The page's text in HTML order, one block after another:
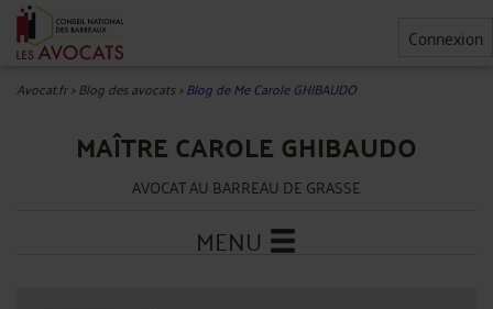
Connexion
Avocat.fr>Blog des avocats>Blog de Me Carole GHIBAUDO
MAÎTRE CAROLE GHIBAUDO
AVOCAT AU BARREAU DE GRASSE
MENU